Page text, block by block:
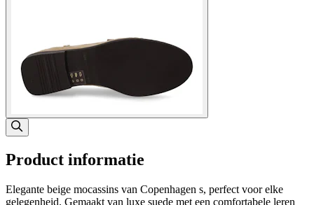
Product informatie
Elegante beige mocassins van Copenhagen s, perfect voor elke
gelegenheid. Gemaakt van luxe suede met een comfortabele leren